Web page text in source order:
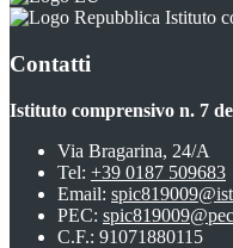
Istituto
Contatti
Istituto comprensivo n. 7
Via Bragarina, 24/A
Tel: +39 0187 509683
Email:
PEC:
C.F.: 91071880115